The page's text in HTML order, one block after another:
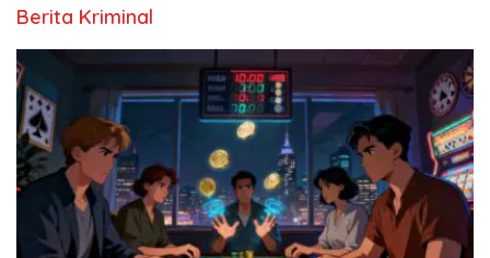
Berita Kriminal